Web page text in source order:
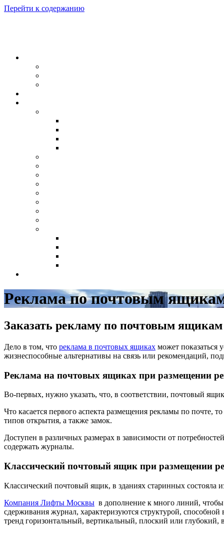
Перейти к содержанию
Реклама по почтовым
Заказать рекламу по почтовым ящикам
Дело в том, что реклама в почтовых ящиках может показаться
жизнеспособные альтернативы на связь или рекомендаций,
Реклама на почтовых ящиках при размещении
Во-первых, нужно указать, что, в соответствии, почтовый
Что касается первого аспекта размещения рекламы по почте,
типов открытия, а также замок.
Доступен в различных размерах в зависимости от
содержать журналы.
Классический почтовый ящик при размещении
Классический почтовый ящик, в зданиях старинных состояла
Компания Лифты Москвы в дополнение к много линий,
сдерживания журнал, характеризуются структурой,
тренд горизонтальный, вертикальный, плоский или глубокий,